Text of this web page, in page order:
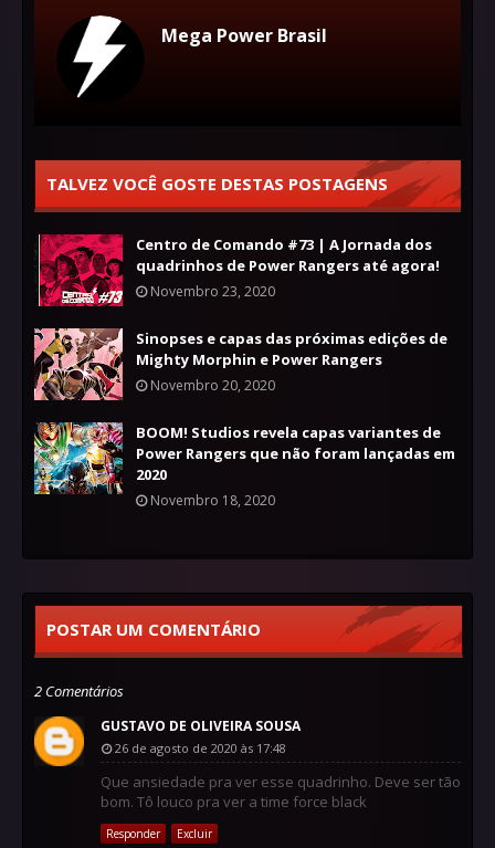
Mega Power Brasil
TALVEZ VOCÊ GOSTE DESTAS POSTAGENS
Centro de Comando #73 | A Jornada dos
quadrinhos de Power Rangers até agora!
Novembro 23, 2020
Sinopses e capas das próximas edições de
Mighty Morphin e Power Rangers
Novembro 20, 2020
BOOM! Studios revela capas variantes de
Power Rangers que não foram lançadas em
2020
Novembro 18, 2020
POSTAR UM COMENTÁRIO
2 Comentários
GUSTAVO DE OLIVEIRA SOUSA
26 de agosto de 2020 às 17:48
Que ansiedade pra ver esse quadrinho. Deve ser tão
bom. Tô louco pra ver a time force black
Responder Excluir